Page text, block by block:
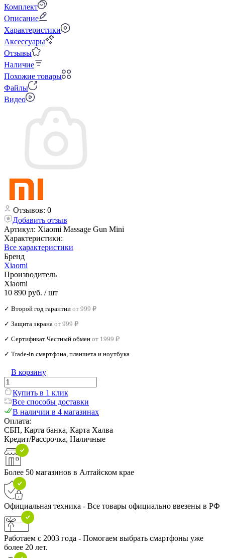
Комплект
Описание
Характеристики
Аксессуары
Отзывы
Наличие
Похожие товары
Файлы
Видео
Отзывов: 0
Добавить отзыв
Артикул: Xiaomi Massage Gun Mini
Характеристики:
Все характеристики
Бренд
Xiaomi
Производитель
Xiaomi
10 890 руб. / шт
✓ Второй год гарантии от 999 ₽
✓ Защита экрана от 999 ₽
✓ Сертификат Честный обмен от 1999 ₽
✓ Trade‑in смартфона, планшета и ноутбука
В корзину
Купить в 1 клик
Все способы доставки
В наличии в 4 магазинах
Оплата:
СБП, Карта банка, Карта Халва
Кредит/Рассрочка, Наличные
Более 50 магазинов в Алтайском крае
Официальная техника - Все товары официально ввезены в РФ
Работаем с 2003 года - Помогаем выбрать смартфоны уже
более 20 лет.